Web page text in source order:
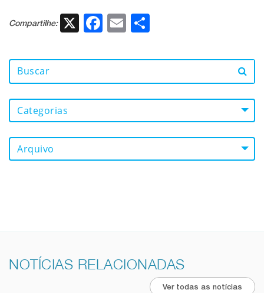
Compartilhe: X Facebook
Email
Categorias
Arquivo
NOTÍCIAS RELACIONADAS
Ver todas as notícias